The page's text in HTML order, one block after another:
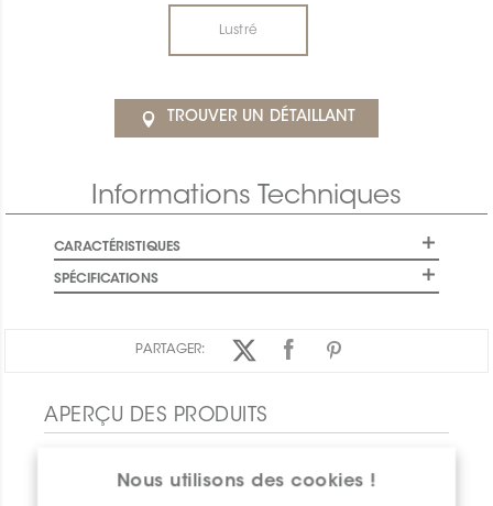
Nous utilisons des cookies !
Lustré
TROUVER UN DÉTAILLANT
Informations Techniques
CARACTÉRISTIQUES
SPÉCIFICATIONS
PARTAGER:
APERÇU DES PRODUITS